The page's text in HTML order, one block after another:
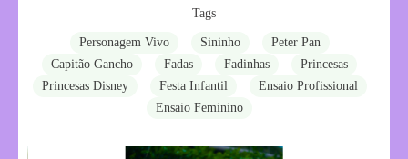
Tags
Personagem Vivo Sininho
Peter Pan
Capitão Gancho
Fadas Fadinhas
Princesas
Princesas Disney
Festa Infantil
Ensaio Profissional
Ensaio Feminino